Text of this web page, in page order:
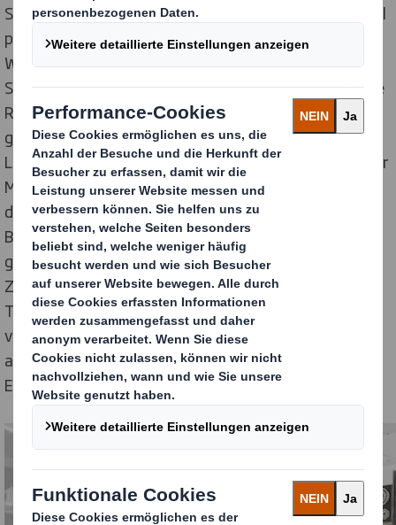
Sonderpromotion des Energy Drink Herstellers Red Bull
produziert. Das außergewöhnliche 3-D-Display aus
Wellpappe adaptiert das von zahlreichen Action-,
Sports-, Musik-, Culture- und Gaming-Events bekannte
Red Bull Event Car. Den beliebten Szenegetränken
garantiert die hochwertig im Offset bedruckte und mit
Lack veredelte Erlebnisplatzierung im Look and Feel der
Marke maximale Aufmerksamkeit und Interaktion auf
der Verkaufsfläche. Die offene Anordnung lenkt den
Blick auf die in Motorraum, Kabine und Heck
gestapelten Dosen und animiert zum spontanen
Zugreifen für die nächste Street oder Beach Party.
Trotz ihrer Größe lässt sich die POS-Platzierung dank
vorgefertigter Teile von nur einer Person in kurzer Zeit
aufbauen: Minimales Handling für ein Optimum an
Emotion und Markenbindung.